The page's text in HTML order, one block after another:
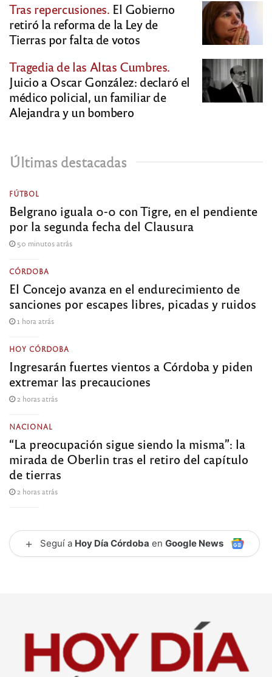
Tras repercusiones. El Gobierno
retiró la reforma de la Ley de
Tierras por falta de votos
Tragedia de las Altas Cumbres.
Juicio a Oscar González: declaró el
médico policial, un familiar de
Alejandra y un bombero
Últimas destacadas
FÚTBOL
Belgrano iguala 0-0 con Tigre, en el pendiente
por la segunda fecha del Clausura
50 minutos atrás
CÓRDOBA
El Concejo avanza en el endurecimiento de
sanciones por escapes libres, picadas y ruidos
1 hora atrás
HOY CÓRDOBA
Ingresarán fuertes vientos a Córdoba y piden
extremar las precauciones
2 horas atrás
NACIONAL
“La preocupación sigue siendo la misma”: la
mirada de Oberlin tras el retiro del capítulo
de tierras
2 horas atrás
+ Seguí a Hoy Día Córdoba en Google News